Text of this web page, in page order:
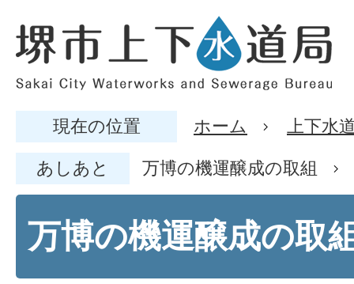
現在の位置 ホーム 上下水
あしあと 万博の機運醸成の取組
万博の機運醸成の取